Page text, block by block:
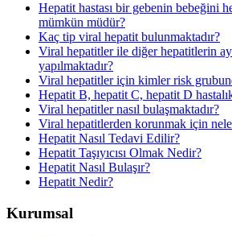
Hepatit hastası bir gebenin bebeğini
mümkün müdür?
Kaç tip viral hepatit bulunmaktadır?
Viral hepatitler ile diğer hepatitlerin
yapılmaktadır?
Viral hepatitler için kimler risk
Hepatit B, hepatit C, hepatit D
Viral hepatitler nasıl bulaşmaktadır?
Viral hepatitlerden korunmak için
Hepatit Nasıl Tedavi Edilir?
Hepatit Taşıyıcısı Olmak Nedir?
Hepatit Nasıl Bulaşır?
Hepatit Nedir?
Kurumsal